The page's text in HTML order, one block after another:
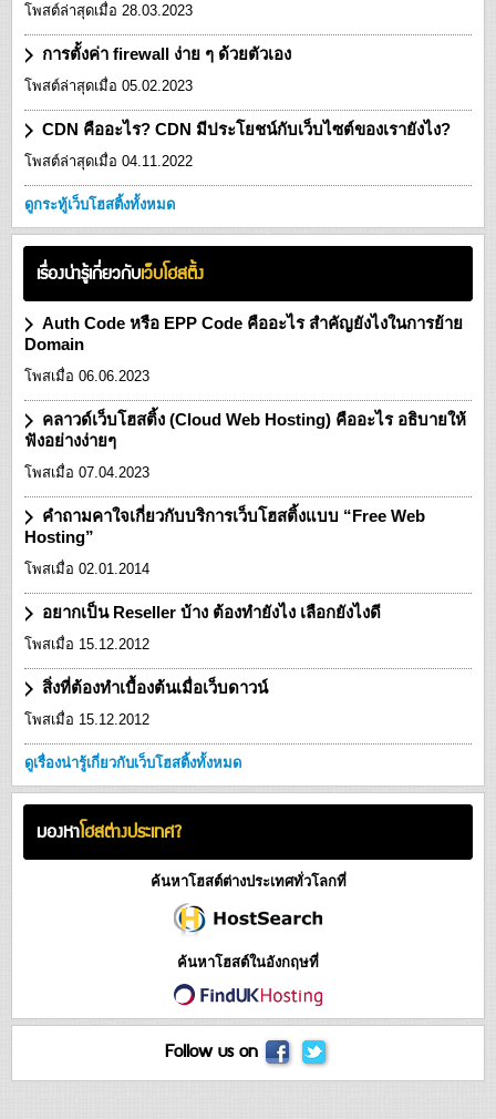
โพสต์ล่าสุดเมื่อ 28.03.2023
การตั้งค่า firewall ง่าย ๆ ด้วยตัวเอง
โพสต์ล่าสุดเมื่อ 05.02.2023
CDN คืออะไร? CDN มีประโยชน์กับเว็บไซต์ของเรายังไง?
โพสต์ล่าสุดเมื่อ 04.11.2022
ดูกระทู้เว็บโฮสติ้งทั้งหมด
เรื่องน่ารู้เกี่ยวกับเว็บโฮสติ้ง
Auth Code หรือ EPP Code คืออะไร สำคัญยังไงในการย้าย
Domain
โพสเมื่อ 06.06.2023
คลาวด์เว็บโฮสติ้ง (Cloud Web Hosting) คืออะไร อธิบายให้
ฟังอย่างง่ายๆ
โพสเมื่อ 07.04.2023
คำถามคาใจเกี่ยวกับบริการเว็บโฮสติ้งแบบ “Free Web
Hosting”
โพสเมื่อ 02.01.2014
อยากเป็น Reseller บ้าง ต้องทำยังไง เลือกยังไงดี
โพสเมื่อ 15.12.2012
สิ่งที่ต้องทำเบื้องต้นเมื่อเว็บดาวน์
โพสเมื่อ 15.12.2012
ดูเรื่องน่ารู้เกี่ยวกับเว็บโฮสติ้งทั้งหมด
มองหาโฮสต่างประเทศ?
ค้นหาโฮสต์ต่างประเทศทั่วโลกที่
ค้นหาโฮสต์ในอังกฤษที่
Follow us on